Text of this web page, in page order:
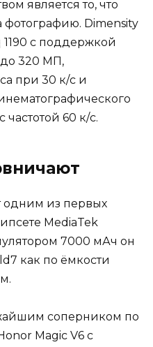
является то, что
фотографию. Dimensity
с поддержкой
до 320 МП,
при 30 к/с и
частотой 60 к/с.
одним из первых
MediaTek
7000 мАч он
как по ёмкости
соперником по
Magic V6 с